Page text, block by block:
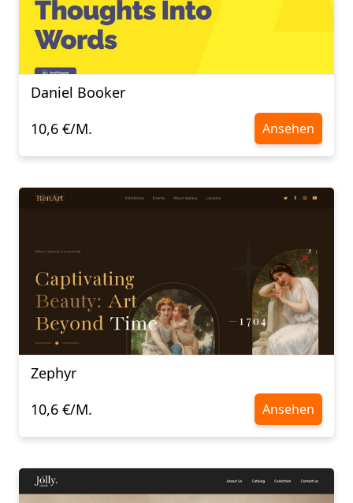
Daniel Booker
10,6 €/M.
Ansehen
Zephyr
10,6 €/M.
Ansehen